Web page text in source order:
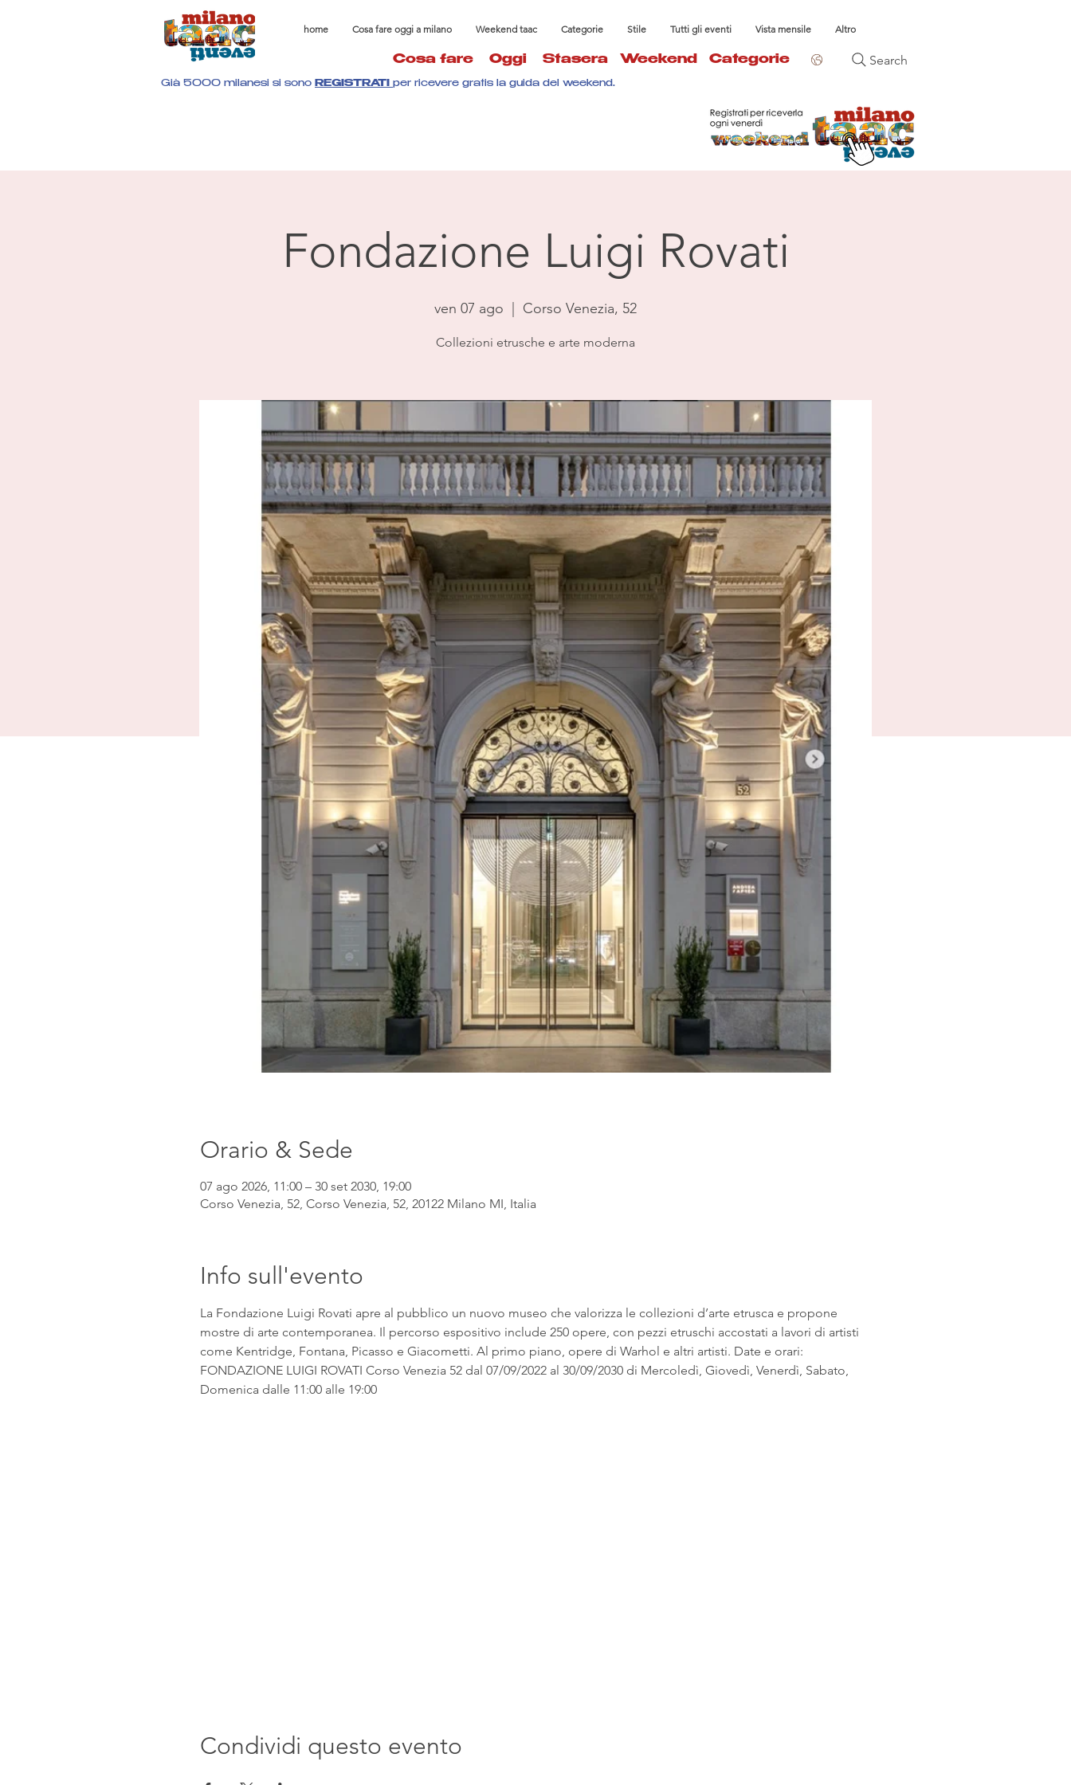
home Cosa fare oggi a milano Weekend taac Categorie Stile Tutti gli eventi Vista mensile Altro
Cosa fare Oggi Stasera Weekend Categorie Search
Già 5000 milanesi si sono REGISTRATI per ricevere gratis la guida del weekend.
Fondazione Luigi Rovati
ven 07 ago Corso Venezia, 52
Collezioni etrusche e arte moderna
Orario & Sede
07 ago 2026, 11:00 – 30 set 2030, 19:00
Corso Venezia, 52, Corso Venezia, 52, 20122 Milano MI, Italia
Info sull'evento
La Fondazione Luigi Rovati apre al pubblico un nuovo museo che valorizza le collezioni d’arte etrusca e propone
mostre di arte contemporanea. Il percorso espositivo include 250 opere, con pezzi etruschi accostati a lavori di artisti
come Kentridge, Fontana, Picasso e Giacometti. Al primo piano, opere di Warhol e altri artisti. Date e orari:
FONDAZIONE LUIGI ROVATI Corso Venezia 52 dal 07/09/2022 al 30/09/2030 di Mercoledì, Giovedì, Venerdì, Sabato,
Domenica dalle 11:00 alle 19:00
Condividi questo evento